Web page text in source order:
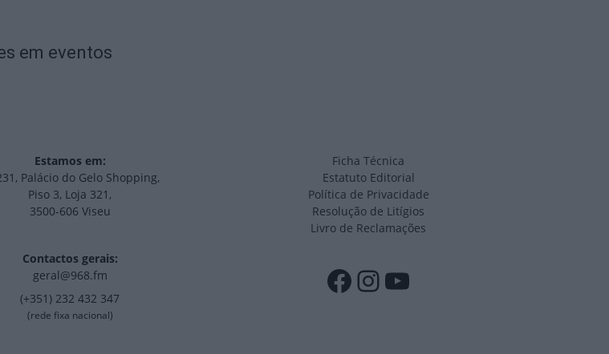
em eventos
Estamos em:
Palácio do Gelo Shopping,
Piso 3, Loja 321,
3500-606 Viseu
Contactos gerais:
geral@968.fm
(+351) 232 432 347
(rede fixa nacional)
Ficha Técnica
Estatuto Editorial
Política de Privacidade
Resolução de Litígios
Livro de Reclamações
Facebook
Instagram
YouTube